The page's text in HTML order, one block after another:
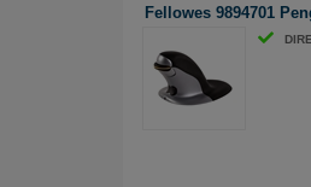
Fellowes 9894701